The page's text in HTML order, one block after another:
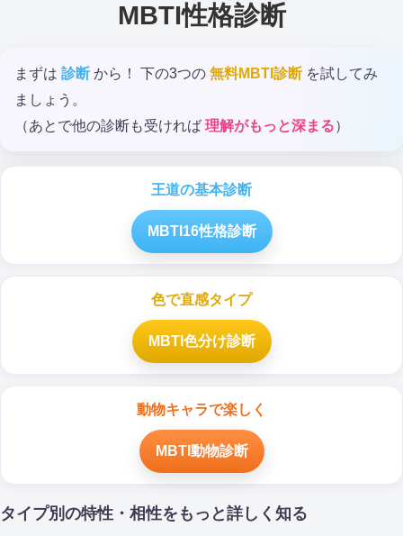
MBTI性格診断
まずは 診断 から！ 下の3つの 無料MBTI診断を試してみ
ましょう。
（あとで他の診断も受ければ 理解がもっと深まる）
王道の基本診断
MBTI16性格診断
色で直感タイプ
MBTI色分け診断
動物キャラで楽しく
MBTI動物診断
タイプ別の特性・相性をもっと詳しく知る